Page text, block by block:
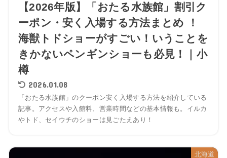
【2026年版】「おたる水族館」割引ク
ーポン・安く入場する方法まとめ ！
海獣トドショーがすごい！いうことを
きかないペンギンショーも必見！｜小
樽
2026.01.08
「おたる水族館」のクーポン安く入場する方法を紹介している
記事。アクセスや入館料、営業時間などの基本情報も。イルカ
やトド、セイウチのショーは見ごたえあり！
北海道